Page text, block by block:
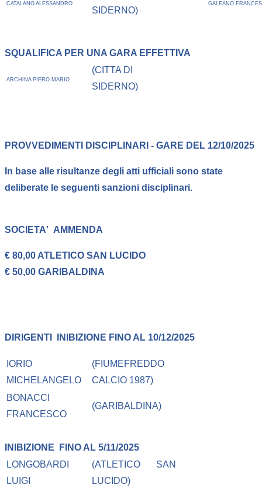
CATALANO ALESSANDRO
SIDERNO)
GALEANO
SQUALIFICA PER UNA GARA EFFETTIVA
ARCHINA PIERO MARIO
(CITTA DI
SIDERNO)
PROVVEDIMENTI DISCIPLINARI - GARE DEL 12/10/2025
In base alle risultanze degli atti ufficiali sono state
deliberate le seguenti sanzioni disciplinari.
SOCIETA' AMMENDA
€ 80,00 ATLETICO SAN LUCIDO
€ 50,00 GARIBALDINA
DIRIGENTI INIBIZIONE FINO AL 10/12/2025
IORIO
MICHELANGELO
(FIUMEFREDDO
CALCIO 1987)
BONACCI
FRANCESCO
(GARIBALDINA)
INIBIZIONE
FINO AL 5/11/2025
LONGOBARDI
LUIGI
(ATLETICO SAN
LUCIDO)